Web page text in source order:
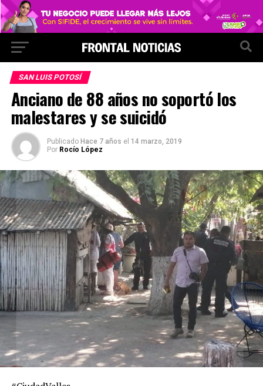
SAN LUIS POTOSÍ
Anciano de 88 años no soportó los
malestares y se suicidó
Publicado Hace 7 años el 14 marzo, 2019
Por Rocío López